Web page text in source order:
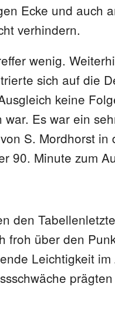
Ecke und auch
verhindern.
wenig.
sich auf die
keine
Es war ein
S. Mordhorst in
90. Minute zum
den
froh über den
Leichtigkeit